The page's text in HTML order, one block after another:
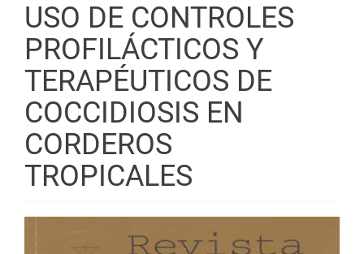
USO DE CONTROLES
PROFILÁCTICOS Y
TERAPÉUTICOS DE
COCCIDIOSIS EN
CORDEROS
TROPICALES